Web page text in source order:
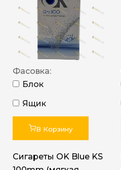
Фасовка:
Блок
Ящик
В Корзину
Сигареты OK Blue KS